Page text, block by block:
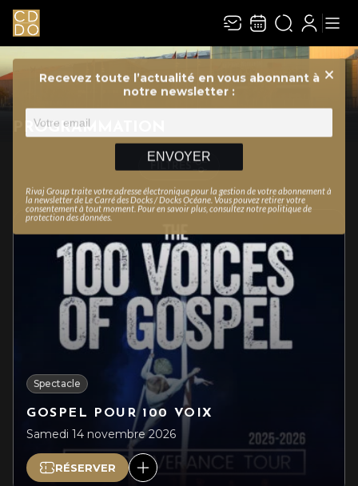
Recevez toute l’actualité en vous abonnant à
notre newsletter :
ENVOYER
Rivaj Group traite votre adresse électronique pour la gestion de votre abonnement à
la newsletter deLe Carré des Docks / Docks Océane. Vous pouvez retirer votre
consentement à tout moment. Pour en savoir plus, consultez notrepolitique de
protection des données.
PROGRAMMATION
Spectacle
GOSPEL POUR 100 VOIX
Samedi 14 novembre 2026
RÉSERVER